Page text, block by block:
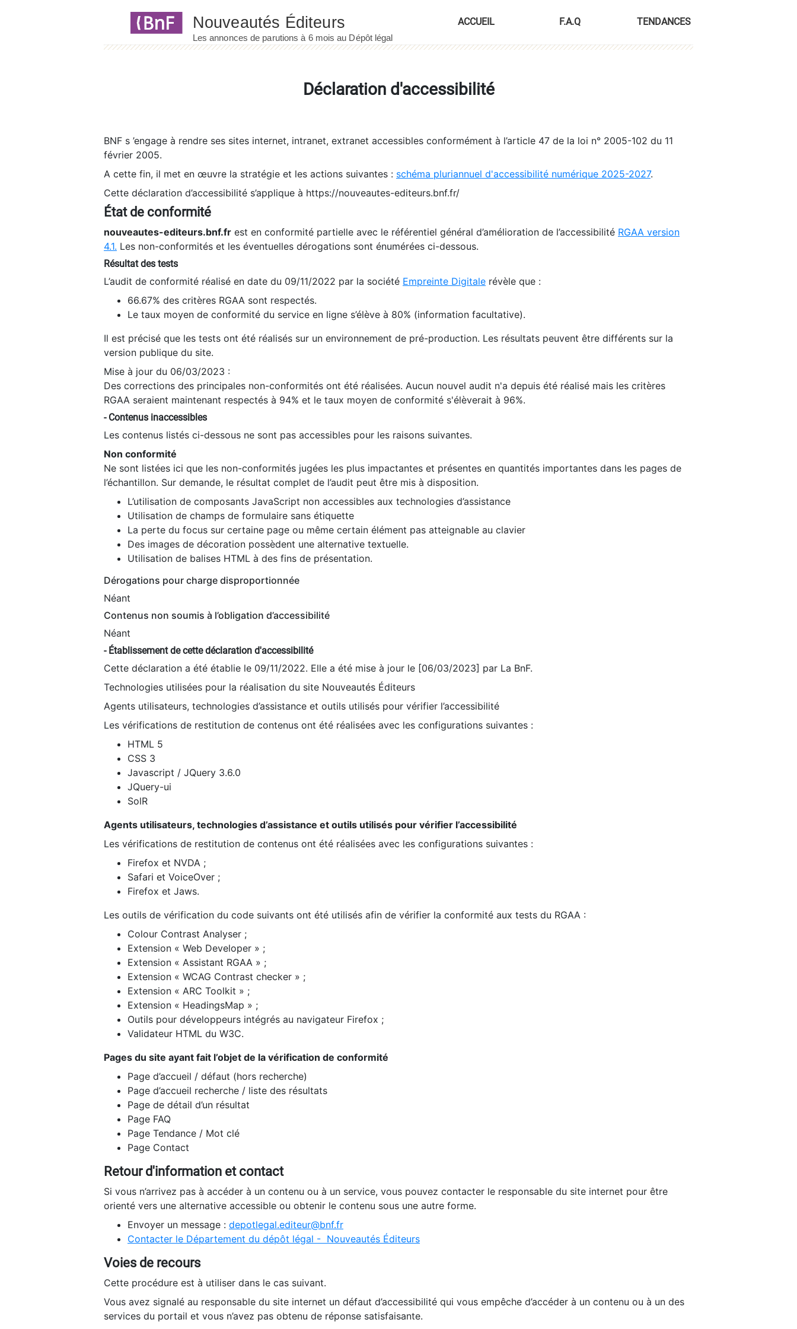
ACCUEIL F.A.Q TENDANCES
Déclaration d'accessibilité
BNF s ’engage à rendre ses sites internet, intranet, extranet accessibles conformément à l’article 47 de la loi n° 2005-102 du 11
février 2005.
A cette fin, il met en œuvre la stratégie et les actions suivantes : schéma pluriannuel d'accessibilité numérique 2025-2027.
Cette déclaration d’accessibilité s’applique à https://nouveautes-editeurs.bnf.fr/
État de conformité
nouveautes-editeurs.bnf.fr est en conformité partielle avec le référentiel général d’amélioration de l’accessibilité RGAA version
4.1. Les non-conformités et les éventuelles dérogations sont énumérées ci-dessous.
Résultat des tests
L’audit de conformité réalisé en date du 09/11/2022 par la société Empreinte Digitale révèle que :
66.67% des critères RGAA sont respectés.
Le taux moyen de conformité du service en ligne s’élève à 80% (information facultative).
Il est précisé que les tests ont été réalisés sur un environnement de pré-production. Les résultats peuvent être différents sur la
version publique du site.
Mise à jour du 06/03/2023 :
Des corrections des principales non-conformités ont été réalisées. Aucun nouvel audit n'a depuis été réalisé mais les critères
RGAA seraient maintenant respectés à 94% et le taux moyen de conformité s'élèverait à 96%.
- Contenus inaccessibles
Les contenus listés ci-dessous ne sont pas accessibles pour les raisons suivantes.
Non conformité
Ne sont listées ici que les non-conformités jugées les plus impactantes et présentes en quantités importantes dans les pages de
l’échantillon. Sur demande, le résultat complet de l’audit peut être mis à disposition.
L’utilisation de composants JavaScript non accessibles aux technologies d’assistance
Utilisation de champs de formulaire sans étiquette
La perte du focus sur certaine page ou même certain élément pas atteignable au clavier
Des images de décoration possèdent une alternative textuelle.
Utilisation de balises HTML à des fins de présentation.
Dérogations pour charge disproportionnée
Néant
Contenus non soumis à l’obligation d’accessibilité
Néant
- Établissement de cette déclaration d'accessibilité
Cette déclaration a été établie le 09/11/2022. Elle a été mise à jour le [06/03/2023] par La BnF.
Technologies utilisées pour la réalisation du site Nouveautés Éditeurs
Agents utilisateurs, technologies d’assistance et outils utilisés pour vérifier l’accessibilité
Les vérifications de restitution de contenus ont été réalisées avec les configurations suivantes :
HTML 5
CSS 3
Javascript / JQuery 3.6.0
JQuery-ui
SolR
Agents utilisateurs, technologies d’assistance et outils utilisés pour vérifier l’accessibilité
Les vérifications de restitution de contenus ont été réalisées avec les configurations suivantes :
Firefox et NVDA ;
Safari et VoiceOver ;
Firefox et Jaws.
Les outils de vérification du code suivants ont été utilisés afin de vérifier la conformité aux tests du RGAA :
Colour Contrast Analyser ;
Extension « Web Developer » ;
Extension « Assistant RGAA » ;
Extension « WCAG Contrast checker » ;
Extension « ARC Toolkit » ;
Extension « HeadingsMap » ;
Outils pour développeurs intégrés au navigateur Firefox ;
Validateur HTML du W3C.
Pages du site ayant fait l’objet de la vérification de conformité
Page d’accueil / défaut (hors recherche)
Page d’accueil recherche / liste des résultats
Page de détail d’un résultat
Page FAQ
Page Tendance / Mot clé
Page Contact
Retour d'information et contact
Si vous n’arrivez pas à accéder à un contenu ou à un service, vous pouvez contacter le responsable du site internet pour être
orienté vers une alternative accessible ou obtenir le contenu sous une autre forme.
Envoyer un message : depotlegal.editeur@bnf.fr
Contacter le Département du dépôt légal - Nouveautés Éditeurs
Voies de recours
Cette procédure est à utiliser dans le cas suivant.
Vous avez signalé au responsable du site internet un défaut d’accessibilité qui vous empêche d’accéder à un contenu ou à un des
services du portail et vous n’avez pas obtenu de réponse satisfaisante.